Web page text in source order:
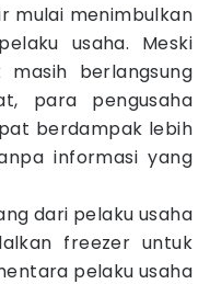
mulai menimbulkan
usaha. Meski
berlangsung
para pengusaha
berdampak lebih
informasi yang
dari pelaku usaha
freezer untuk
pelaku usaha